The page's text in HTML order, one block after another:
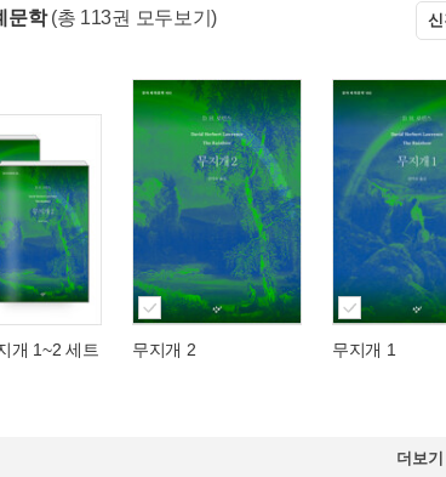
문학 (총 113권 모두보기) 신
개 1~2 세트 무지개 2 무지개 1
더보기